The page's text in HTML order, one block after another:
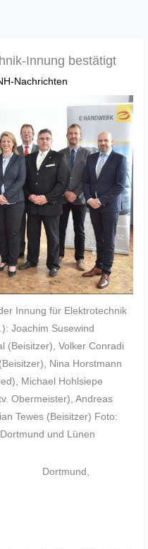
Innung bestätigt
Nachrichten
Innung für Elektrotechnik
Joachim Susewind
(Beisitzer), Volker Conradi
Nina Horstmann
Michael Hohlsiepe
Obermeister), Andreas
Tewes (Beisitzer) Foto:
und Lünen
Dortmund,